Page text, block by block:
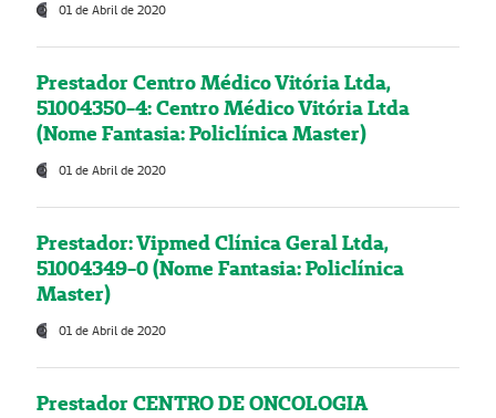
01 de Abril de 2020
Prestador Centro Médico Vitória Ltda,
51004350-4: Centro Médico Vitória Ltda
(Nome Fantasia: Policlínica Master)
01 de Abril de 2020
Prestador: Vipmed Clínica Geral Ltda,
51004349-0 (Nome Fantasia: Policlínica
Master)
01 de Abril de 2020
Prestador CENTRO DE ONCOLOGIA